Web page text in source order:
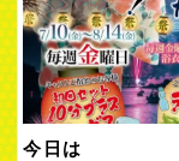
今日は